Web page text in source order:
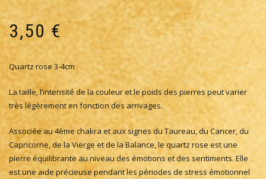
3,50€
Quartz rose 3-4cm
La taille, l’intensité de la couleur et le poids des pierres peut varier
très légèrement en fonction des arrivages.
Associée au 4ème chakra et aux signes du Taureau, du Cancer, du
Capricorne, de la Vierge et de la Balance, le quartz rose est une
pierre équilibrante au niveau des émotions et des sentiments. Elle
est une aide précieuse pendant les périodes de stress émotionnel